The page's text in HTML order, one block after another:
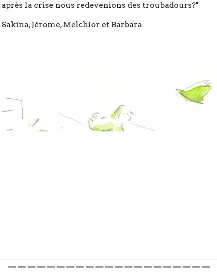
après la crise nous redevenions des troubadours?"
Sakîna, Jérome, Melchior et Barbara